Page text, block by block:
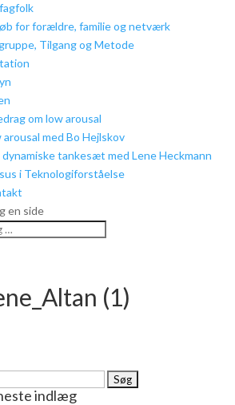
for forældre, familie og netværk
Tilgang og Metode
om low arousal
arousal med Bo Hejlskov
tankesæt med Lene Heckmann
i Teknologiforståelse
en side
(1)
indlæg